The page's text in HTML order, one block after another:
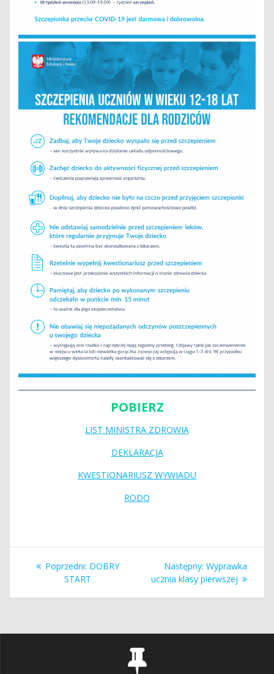
POBIERZ
LIST MINISTRA ZDROWIA
DEKLARACJA
KWESTIONARIUSZ WYWIADU
RODO
Nawigacja
wpisu
Poprzedni: Poprzedni
wpis:
DOBRY
START
Następny: Następny
wpis:
Wyprawka
ucznia klasy pierwszej